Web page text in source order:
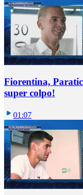
Fiorentina,
super colpo!
01:07